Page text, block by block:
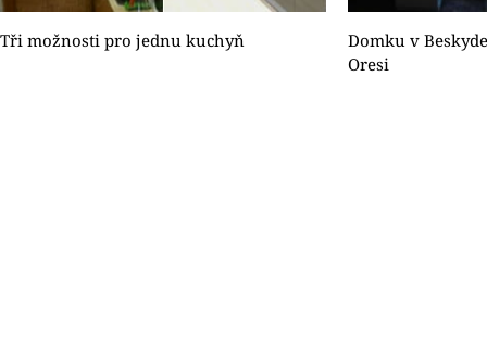
Tři možnosti pro jednu kuchyň
Domku v
Oresi